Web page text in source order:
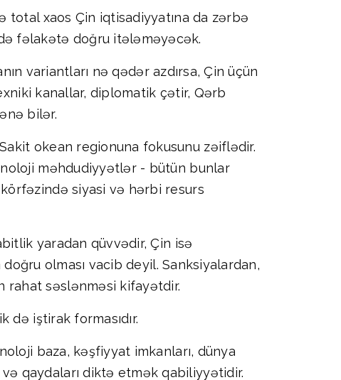
total xaos Çin iqtisadiyyatına da zərbə
fəlakətə doğru itələməyəcək.
variantları nə qədər azdırsa, Çin üçün
kanallar, diplomatik çətir, Qərb
bilər.
Sakit okean regionuna fokusunu zəiflədir.
məhdudiyyətlər - bütün bunlar
siyasi və hərbi resurs
yaradan qüvvədir, Çin isə
olması vacib deyil. Sanksiyalardan,
rahat səslənməsi kifayətdir.
iştirak formasıdır.
baza, kəşfiyyat imkanları, dünya
qaydaları diktə etmək qabiliyyətidir.